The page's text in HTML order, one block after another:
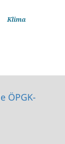
Klima